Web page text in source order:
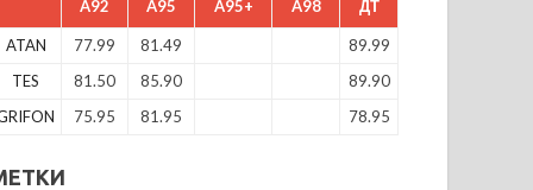
A92 A95 A95+ A98 ДТ
ATAN 77.99 81.49
89.99
TES
81.50 85.90
89.90
75.95 81.95 78.95